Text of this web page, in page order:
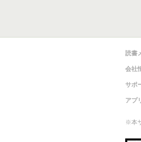
読書
会社
サポ
アプ
※本